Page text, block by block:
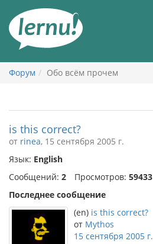
содержанию
Форум Обо всём прочем
is this correct?
от rinea, 15 сентября 2005 г.
Язык: English
Сообщений: 2 Просмотров: 59433
Последнее сообщение
(en) is this correct?
от Mythos
15 сентября 2005 г.